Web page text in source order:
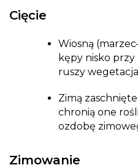
Cięcie
Wiosną
kępy nisko przy
ruszy
Zimą
chronią one
ozdobę
Zimowanie